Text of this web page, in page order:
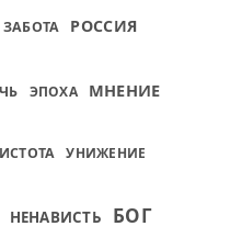
ЗАБОТА РОССИЯ
ЭПОХА МНЕНИЕ
УНИЖЕНИЕ
НЕНАВИСТЬ БОГ